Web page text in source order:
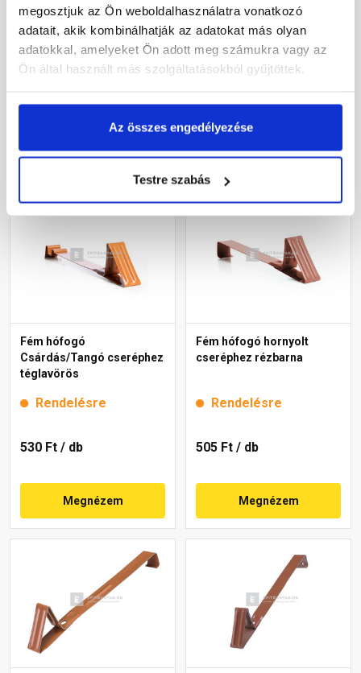
megosztjuk az Ön weboldalhasználatra vonatkozó
adatait, akik kombinálhatják az adatokat más olyan
adatokkal, amelyeket Ön adott meg számukra vagy az
Ön által használt más szolgáltatásokból gyűjtöttek.
Az összes engedélyezése
Testre szabás
cseréphez barna
Rendelésre
530 Ft/ db
Megnézem
cseréphez antracit
Rendelésre
530 Ft/ db
Megnézem
Fém hófogó
Csárdás/Tangó cseréphez
téglavörös
Rendelésre
530 Ft / db
Megnézem
Fém hófogó hornyolt
cseréphez rézbarna
Rendelésre
505 Ft / db
Megnézem